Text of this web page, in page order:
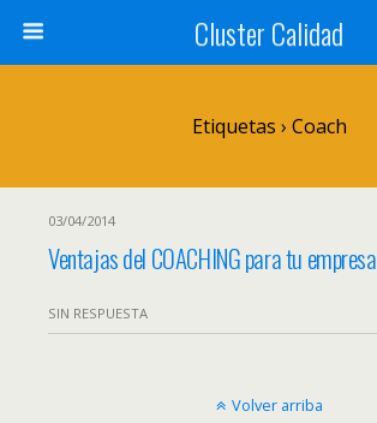
Cluster Calidad
Etiquetas › Coach
03/04/2014
Ventajas del COACHING para tu empresa
SIN RESPUESTA
Volver arriba